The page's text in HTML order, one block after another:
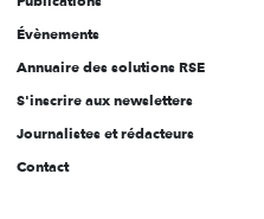
Évènements
Annuaire des solutions RSE
S'inscrire aux newsletters
Journalistes et rédacteurs
Contact